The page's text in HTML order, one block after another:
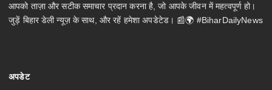
आपको ताज़ा और सटीक समाचार प्रदान करना है, जो आपके जीवन में महत्वपूर्ण हो।
जुड़ें बिहार डेली न्यूज़ के साथ, और रहें हमेशा अपडेटेड। 📰🌍 #BiharDailyNews
अपडेट